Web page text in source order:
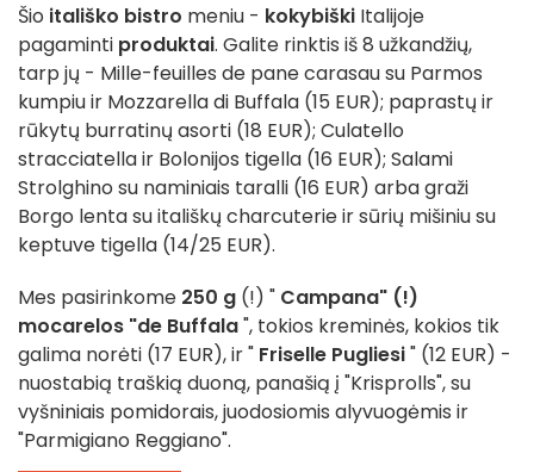
Šio itališko bistro meniu - kokybiški Italijoje
pagaminti produktai. Galite rinktis iš 8 užkandžių,
tarp jų - Mille-feuilles de pane carasau su Parmos
kumpiu ir Mozzarella di Buffala (15 EUR); paprastų ir
rūkytų burratinų asorti (18 EUR); Culatello
stracciatella ir Bolonijos tigella (16 EUR); Salami
Strolghino su naminiais taralli (16 EUR) arba graži
Borgo lenta su itališkų charcuterie ir sūrių mišiniu su
keptuve tigella (14/25 EUR).
Mes pasirinkome 250 g (!) " Campana" (!)
mocarelos "de Buffala", tokios kreminės, kokios tik
galima norėti (17 EUR), ir " Friselle Pugliesi" (12 EUR) -
nuostabią traškią duoną, panašią į "Krisprolls", su
vyšniniais pomidorais, juodosiomis alyvuogėmis ir
"Parmigiano Reggiano".